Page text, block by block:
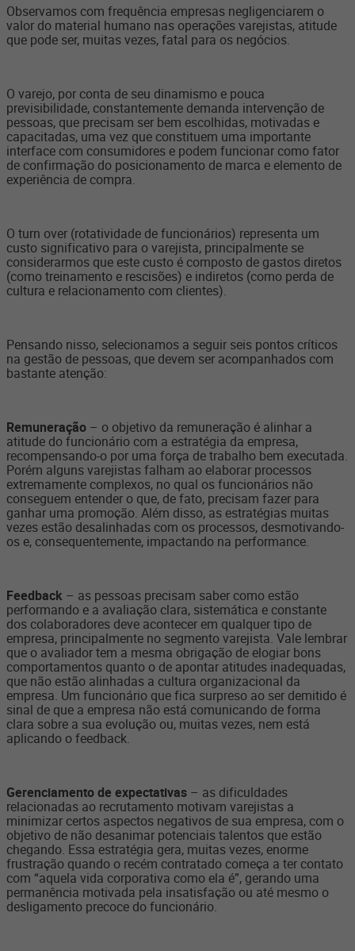
Observamos com frequência empresas negligenciarem o
valor do material humano nas operações varejistas, atitude
que pode ser, muitas vezes, fatal para os negócios.
O varejo, por conta de seu dinamismo e pouca
previsibilidade, constantemente demanda intervenção de
pessoas, que precisam ser bem escolhidas, motivadas e
capacitadas, uma vez que constituem uma importante
interface com consumidores e podem funcionar como fator
de confirmação do posicionamento de marca e elemento de
experiência de compra.
O turn over (rotatividade de funcionários) representa um
custo significativo para o varejista, principalmente se
considerarmos que este custo é composto de gastos diretos
(como treinamento e rescisões) e indiretos (como perda de
cultura e relacionamento com clientes).
Pensando nisso, selecionamos a seguir seis pontos críticos
na gestão de pessoas, que devem ser acompanhados com
bastante atenção:
Remuneração – o objetivo da remuneração é alinhar a
atitude do funcionário com a estratégia da empresa,
recompensando-o por uma força de trabalho bem executada.
Porém alguns varejistas falham ao elaborar processos
extremamente complexos, no qual os funcionários não
conseguem entender o que, de fato, precisam fazer para
ganhar uma promoção. Além disso, as estratégias muitas
vezes estão desalinhadas com os processos, desmotivando-
os e, consequentemente, impactando na performance.
Feedback – as pessoas precisam saber como estão
performando e a avaliação clara, sistemática e constante
dos colaboradores deve acontecer em qualquer tipo de
empresa, principalmente no segmento varejista. Vale lembrar
que o avaliador tem a mesma obrigação de elogiar bons
comportamentos quanto o de apontar atitudes inadequadas,
que não estão alinhadas a cultura organizacional da
empresa. Um funcionário que fica surpreso ao ser demitido é
sinal de que a empresa não está comunicando de forma
clara sobre a sua evolução ou, muitas vezes, nem está
aplicando o feedback.
Gerenciamento de expectativas – as dificuldades
relacionadas ao recrutamento motivam varejistas a
minimizar certos aspectos negativos de sua empresa, com o
objetivo de não desanimar potenciais talentos que estão
chegando. Essa estratégia gera, muitas vezes, enorme
frustração quando o recém contratado começa a ter contato
com “aquela vida corporativa como ela é”, gerando uma
permanência motivada pela insatisfação ou até mesmo o
desligamento precoce do funcionário.